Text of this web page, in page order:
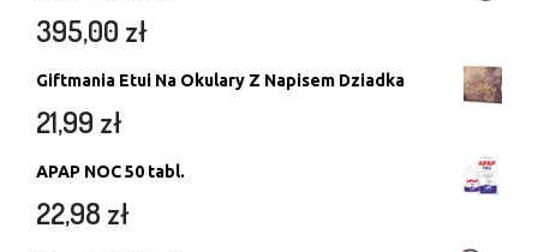
395,00 zł
Giftmania Etui Na Okulary Z Napisem Dziadka
21,99 zł
APAP NOC 50 tabl.
22,98 zł